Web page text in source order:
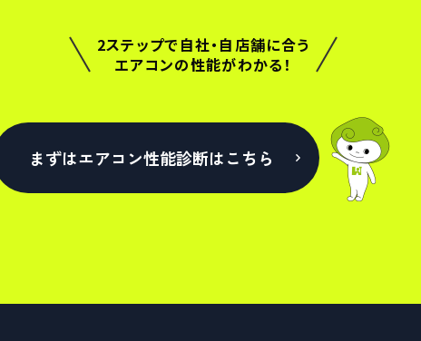
2ステップで自社・自店舗に合う
エアコンの性能がわかる！
まずはエアコン性能診断はこちら